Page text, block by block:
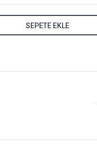
SEPETE EKLE